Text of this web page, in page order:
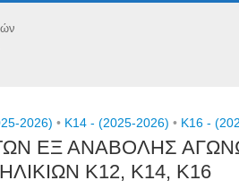
2026) • Κ14 - (2025-2026) • Κ16 -
ΕΞ ΑΝΑΒΟΛΗΣ
Κ12, Κ14, Κ16